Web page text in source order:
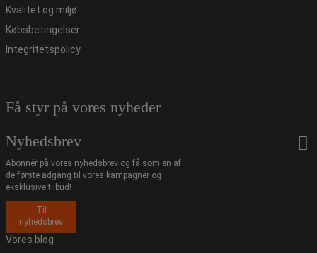
Kvalitet og miljø
Købsbetingelser
Integritetspolicy
Få styr på vores nyheder
Nyhedsbrev
Abonnér på vores nyhedsbrev og få som en af
de første adgang til vores kampagner og
eksklusive tilbud!
Til
nyhedsbrev
Vores blog